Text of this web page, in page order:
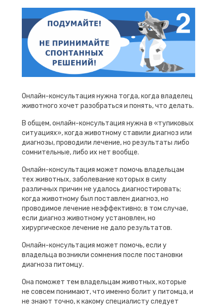
Онлайн-консультация нужна тогда, когда владелец
животного хочет разобраться и понять, что делать.
В общем, онлайн-консультация нужна в «тупиковых
ситуациях», когда животному ставили диагноз или
диагнозы, проводили лечение, но результаты либо
сомнительные, либо их нет вообще.
Онлайн-консультация может помочь владельцам
тех животных, заболевание которых в силу
различных причин не удалось диагностировать;
когда животному был поставлен диагноз, но
проводимое лечение неэффективно; в том случае,
если диагноз животному установлен, но
хирургическое лечение не дало результатов.
Онлайн-консультация может помочь, если у
владельца возникли сомнения после постановки
диагноза питомцу.
Она поможет тем владельцам животных, которые
не совсем понимают, что именно болит у питомца, и
не знают точно, к какому специалисту следует